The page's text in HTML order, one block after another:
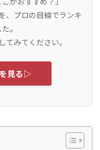
、プロの目線でランキ
。
てみてください。
見る▷